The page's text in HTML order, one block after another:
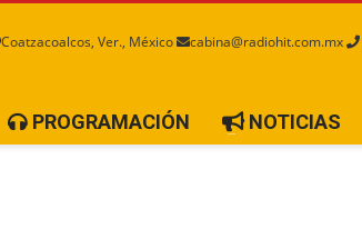
Coatzacoalcos, Ver., México cabina@radiohit.com.mx
PROGRAMACIÓN NOTICIAS